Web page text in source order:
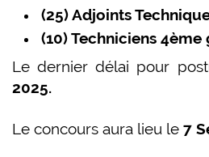
(25) Adjoints
(10) Techniciens 4ème
Le dernier délai pour
2025.
Le concours aura lieu le 7